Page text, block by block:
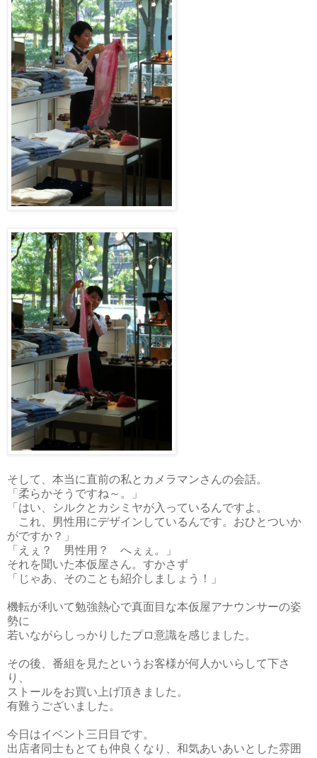
そして、本当に直前の私とカメラマンさんの会話。
「柔らかそうですね～。」
「はい、シルクとカシミヤが入っているんですよ。
これ、男性用にデザインしているんです。おひとついか
がですか？」
「えぇ？ 男性用？ へぇぇ。」
それを聞いた本仮屋さん。すかさず
「じゃあ、そのことも紹介しましょう！」
機転が利いて勉強熱心で真面目な本仮屋アナウンサーの姿
勢に
若いながらしっかりしたプロ意識を感じました。
その後、番組を見たというお客様が何人かいらして下さ
り、
ストールをお買い上げ頂きました。
有難うございました。
今日はイベント三日目です。
出店者同士もとても仲良くなり、和気あいあいとした雰囲